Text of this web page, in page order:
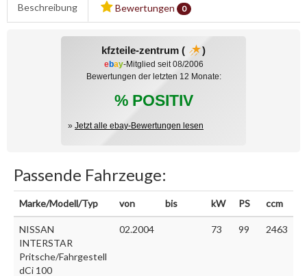
Beschreibung Bewertungen 0
kfzteile-zentrum ( )
ebay-Mitglied seit 08/2006
Bewertungen der letzten 12 Monate:
% POSITIV
» Jetzt alle ebay-Bewertungen lesen
Passende Fahrzeuge:
Marke/Modell/Typ von bis kW PS ccm
NISSAN
INTERSTAR
Pritsche/Fahrgestell
dCi 100
02.2004 73 99 2463